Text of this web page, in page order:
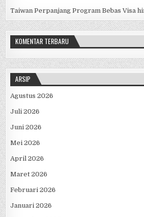
Taiwan Perpanjang Program Bebas Visa
KOMENTAR TERBARU
ARSIP
Agustus 2026
Juli 2026
Juni 2026
Mei 2026
April 2026
Maret 2026
Februari 2026
Januari 2026